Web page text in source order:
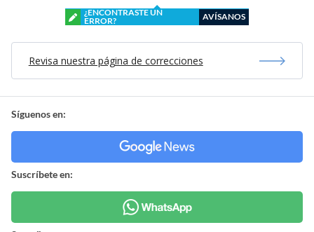
¿ENCONTRASTE UN
ERROR?
AVÍSANOS
Revisa nuestra página de correcciones
Síguenos en:
Suscríbete en: